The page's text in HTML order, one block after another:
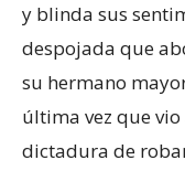
y blinda sus
despojada que
su hermano
última vez que
dictadura de